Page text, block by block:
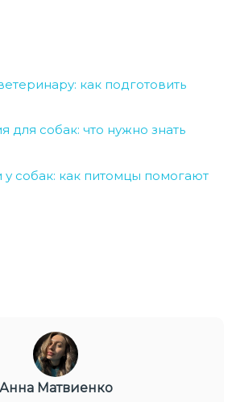
как подготовить
для собак: что нужно знать
собак: как питомцы помогают
Анна Матвиенко